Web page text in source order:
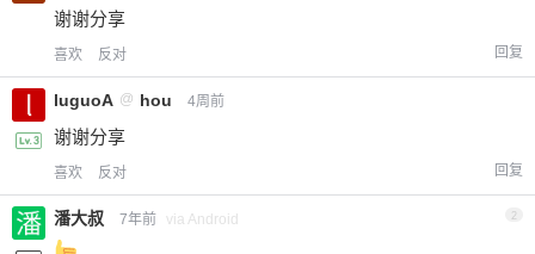
谢谢分享
喜欢 反对 回复
luguoA @ hou 4周前
谢谢分享
喜欢 反对 回复
潘大叔 7年前 via Android 2